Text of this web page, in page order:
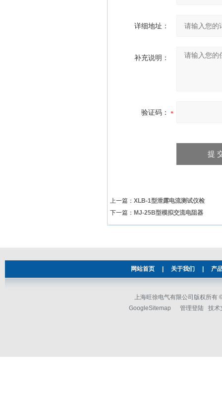
详细地址：
补充说明：
验证码：
上一篇： XLB-1型泄露电流测试仪检
下一篇： MJ-25B型模拟交流电阻器
网站首页 关于我们 产
上海旺徐电气有限公司版权所有
GoogleSitemap
管理登陆 技术